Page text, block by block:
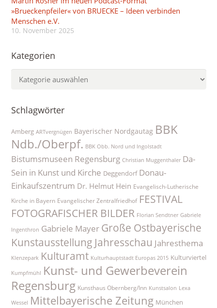
»Brueckenpfeiler« von BRUECKE – Ideen verbinden
Menschen e.V.
10. November 2025
Kategorien
Kategorien
Schlagwörter
Amberg ARTvergnügen Bayerischer Nordgautag BBK
Ndb./Oberpf. BBK Obb. Nord und Ingolstadt
Bistumsmuseen Regensburg Christian Muggenthaler Da-
Sein in Kunst und Kirche Deggendorf Donau-
Einkaufszentrum Dr. Helmut Hein Evangelisch-Lutherische
Kirche in Bayern Evangelischer Zentralfriedhof FESTIVAL
FOTOGRAFISCHER BILDER Florian Sendtner Gabriele
Ingenthron Gabriele Mayer Große Ostbayerische
Kunstausstellung Jahresschau Jahresthema
Klenzepark Kulturamt Kulturhauptstadt Europas 2015 Kulturviertel
Kumpfmühl Kunst- und Gewerbeverein
Regensburg Kunsthaus Obernberg/Inn Kunstsalon Lexa
Wessel Mittelbayerische Zeitung München